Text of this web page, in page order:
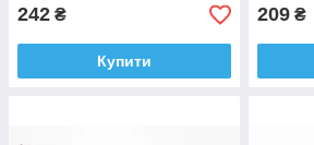
242 ₴
Купити
209 ₴